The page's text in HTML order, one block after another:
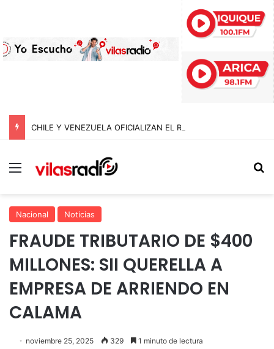
Menú
Nacional Noticias
FRAUDE TRIBUTARIO DE $400
MILLONES: SII QUERELLA A
EMPRESA DE ARRIENDO EN
CALAMA
noviembre 25, 2025 329 1 minuto de lectura